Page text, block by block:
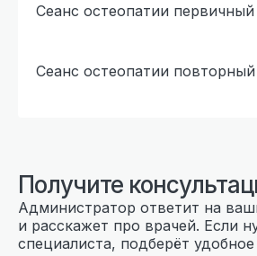
Сеанс остеопатии первичный
Сеанс остеопатии повторный
Получите
Администратор ответит на
и расскажет про врачей. Если
специалиста, подберёт